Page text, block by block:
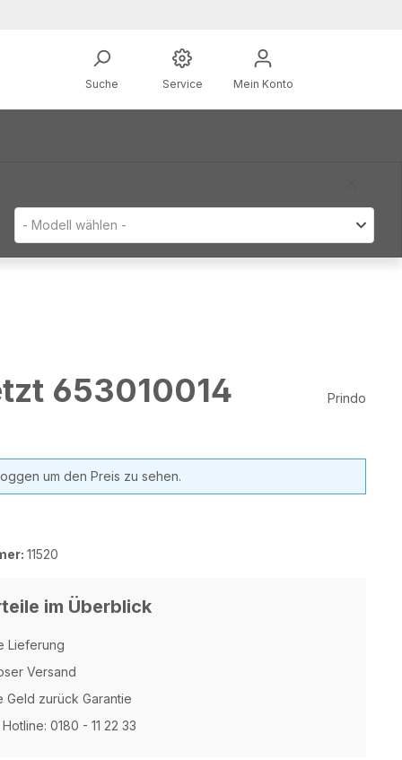
Suche Service Mein Konto
- Modell wählen -
653010014 Prindo
um den Preis zu sehen.
11520
im Überblick
Lieferung
Versand
Geld zurück Garantie
0180 - 11 22 33